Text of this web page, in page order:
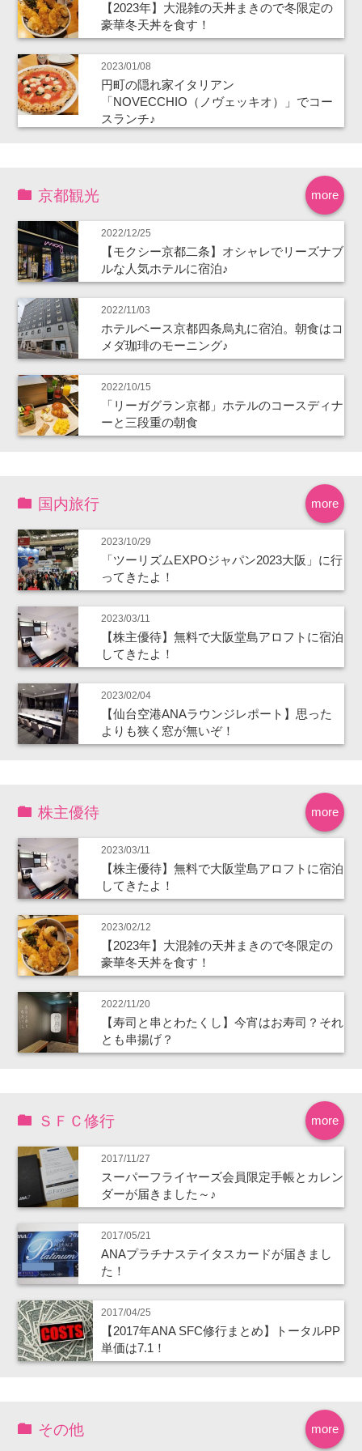
【2023年】大混雑の天丼まきので冬限定の
豪華冬天丼を食す！
2023/01/08
円町の隠れ家イタリアン
「NOVECCHIO（ノヴェッキオ）」でコー
スランチ♪
more
京都観光
2022/12/25
【モクシー京都二条】オシャレでリーズナブ
ルな人気ホテルに宿泊♪
2022/11/03
ホテルベース京都四条烏丸に宿泊。朝食はコ
メダ珈琲のモーニング♪
2022/10/15
「リーガグラン京都」ホテルのコースディナ
ーと三段重の朝食
more
国内旅行
2023/10/29
「ツーリズムEXPOジャパン2023大阪」に行
ってきたよ！
2023/03/11
【株主優待】無料で大阪堂島アロフトに宿泊
してきたよ！
2023/02/04
【仙台空港ANAラウンジレポート】思った
よりも狭く窓が無いぞ！
more
株主優待
2023/03/11
【株主優待】無料で大阪堂島アロフトに宿泊
してきたよ！
2023/02/12
【2023年】大混雑の天丼まきので冬限定の
豪華冬天丼を食す！
2022/11/20
【寿司と串とわたくし】今宵はお寿司？それ
とも串揚げ？
more
ＳＦＣ修行
2017/11/27
スーパーフライヤーズ会員限定手帳とカレン
ダーが届きました～♪
2017/05/21
ANAプラチナステイタスカードが届きまし
た！
2017/04/25
【2017年ANA SFC修行まとめ】トータルPP
単価は7.1！
more
その他